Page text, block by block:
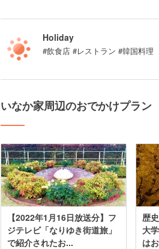
Holiday
#飲食店 #レストラン #韓国料理
いなか家周辺のおでかけプラン
【2022年1月16日放送分】フ
ジテレビ「なりゆき街道旅」
で紹介されたお...
歴
大
は